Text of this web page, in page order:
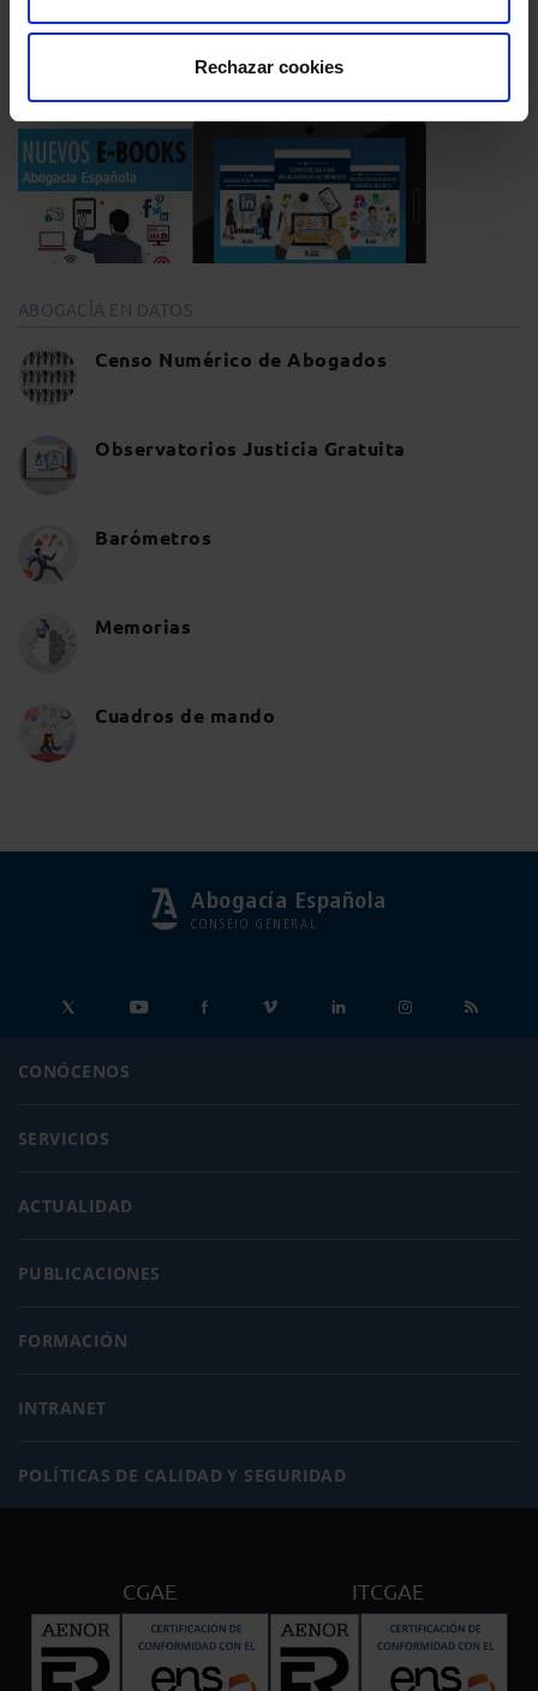
Rechazar cookies
ABOGACÍA EN DATOS
Censo Numérico de Abogados
Observatorios Justicia Gratuita
Barómetros
Memorias
Cuadros de mando
Abogacía Española
CONSEJO GENERAL
CONÓCENOS
SERVICIOS
ACTUALIDAD
PUBLICACIONES
FORMACIÓN
INTRANET
POLÍTICAS DE CALIDAD Y SEGURIDAD
CGAE ITCGAE